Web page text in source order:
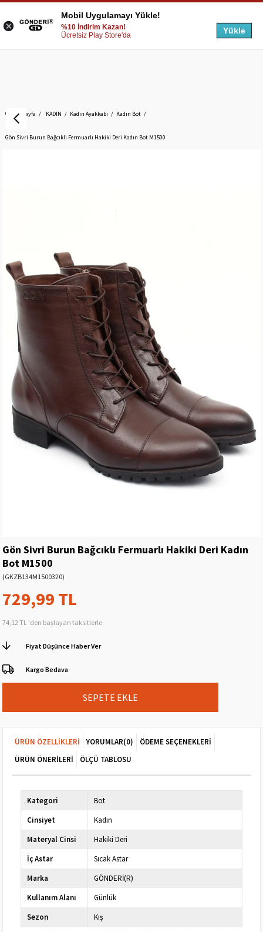
Anasayfa KADIN Kadın Ayakkabı Kadın Bot
Gön Sivri Burun Bağcıklı Fermuarlı Hakiki Deri Kadın Bot M1500
Gön Sivri Burun Bağcıklı Fermuarlı Hakiki Deri Kadın
Bot M1500
(GKZB134M1500320)
729,99 TL
74,12 TL 'den başlayan taksitlerle
Fiyat Düşünce Haber Ver
Kargo Bedava
ÜRÜN ÖZELLIKLERI YORUMLAR(0)
ÖDEME SEÇENEKLERI
ÜRÜN ÖNERILERI
ÖLÇÜ TABLOSU
Kategori
Bot
Cinsiyet
Kadın
Materyal Cinsi
Hakiki Deri
İç Astar
Sıcak Astar
Marka
GÖNDERİ(R)
Kullanım Alanı
Günlük
Sezon
Kış
Mobil Uygulamayı Yükle!
%10 İndirim Kazan!
Ücretsiz Play Store'da
Yükle